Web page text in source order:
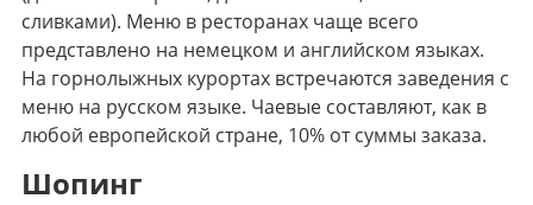
сливками). Меню в ресторанах чаще всего
представлено на немецком и английском языках.
На горнолыжных курортах встречаются заведения с
меню на русском языке. Чаевые составляют, как в
любой европейской стране, 10% от суммы заказа.
Шопинг